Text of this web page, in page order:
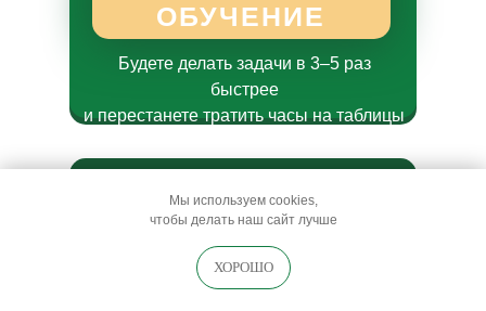
ОБУЧЕНИЕ
процессы
и увеличить прибыль
Будете делать задачи в 3–5 раз
быстрее
и перестанете тратить часы на таблицы
Мы используем cookies,
чтобы делать наш сайт лучше
ХОРОШО
Есть вопрос? Свяжитесь со мной!